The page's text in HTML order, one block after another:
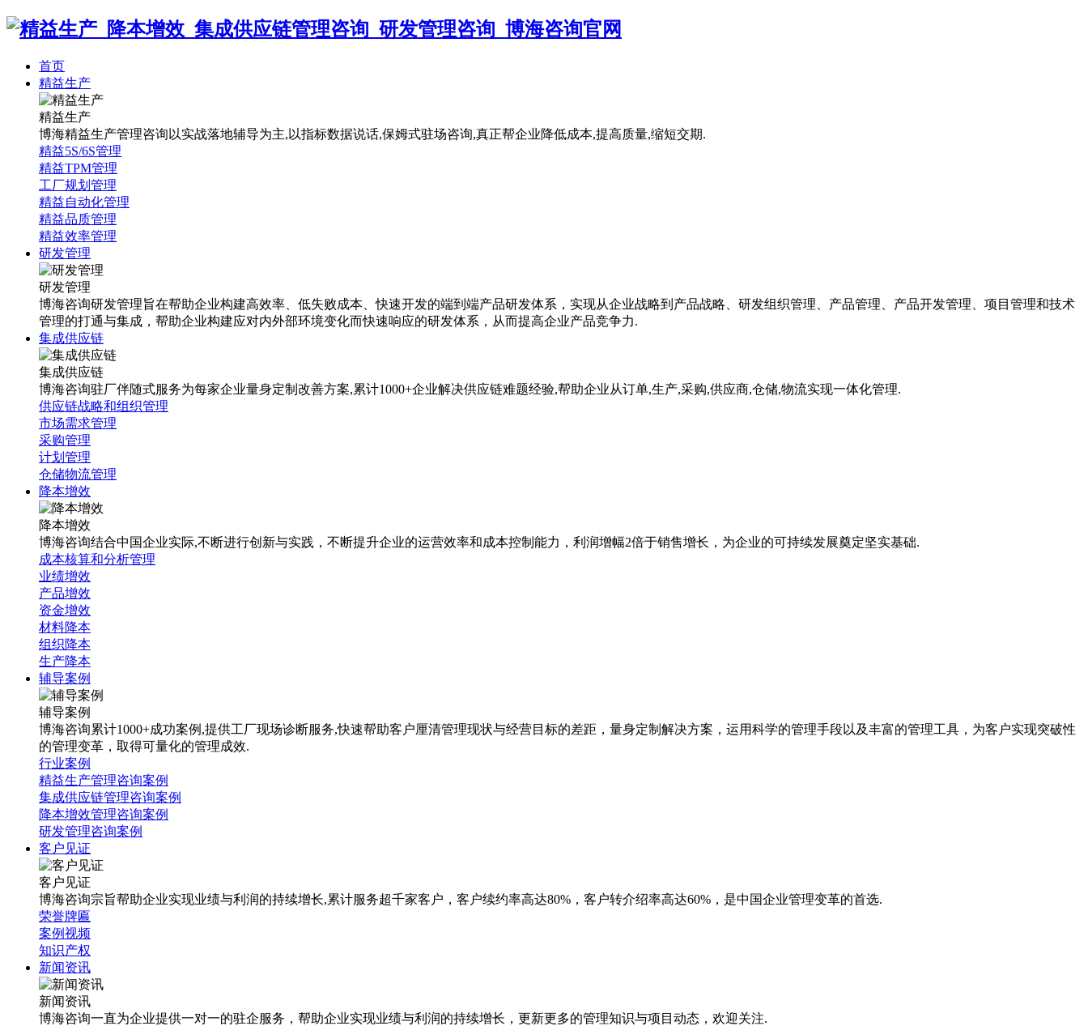
首页
精益生产
精益生产
博海精益生产管理咨询以实战落地辅导为主,以指标数据说话,保姆式驻场咨询,真正帮企业降低成本,提高质量,缩短交期.
精益5S/6S管理
精益TPM管理
工厂规划管理
精益自动化管理
精益品质管理
精益效率管理
研发管理
研发管理
博海咨询研发管理旨在帮助企业构建高效率、低失败成本、快速开发的端到端产品研发体系，实现从企业战略到产品战略、研发组织管理、产品管理、产品开发管理、项目管理和技术
管理的打通与集成，帮助企业构建应对内外部环境变化而快速响应的研发体系，从而提高企业产品竞争力.
集成供应链
集成供应链
博海咨询驻厂伴随式服务为每家企业量身定制改善方案,累计1000+企业解决供应链难题经验,帮助企业从订单,生产,采购,供应商,仓储,物流实现一体化管理.
供应链战略和组织管理
市场需求管理
采购管理
计划管理
仓储物流管理
降本增效
降本增效
博海咨询结合中国企业实际,不断进行创新与实践，不断提升企业的运营效率和成本控制能力，利润增幅2倍于销售增长，为企业的可持续发展奠定坚实基础.
成本核算和分析管理
业绩增效
产品增效
资金增效
材料降本
组织降本
生产降本
辅导案例
辅导案例
博海咨询累计1000+成功案例,提供工厂现场诊断服务,快速帮助客户厘清管理现状与经营目标的差距，量身定制解决方案，运用科学的管理手段以及丰富的管理工具，为客户实现突破性
的管理变革，取得可量化的管理成效.
行业案例
精益生产管理咨询案例
集成供应链管理咨询案例
降本增效管理咨询案例
研发管理咨询案例
客户见证
客户见证
博海咨询宗旨帮助企业实现业绩与利润的持续增长,累计服务超千家客户，客户续约率高达80%，客户转介绍率高达60%，是中国企业管理变革的首选.
荣誉牌匾
案例视频
知识产权
新闻资讯
新闻资讯
博海咨询一直为企业提供一对一的驻企服务，帮助企业实现业绩与利润的持续增长，更新更多的管理知识与项目动态，欢迎关注.